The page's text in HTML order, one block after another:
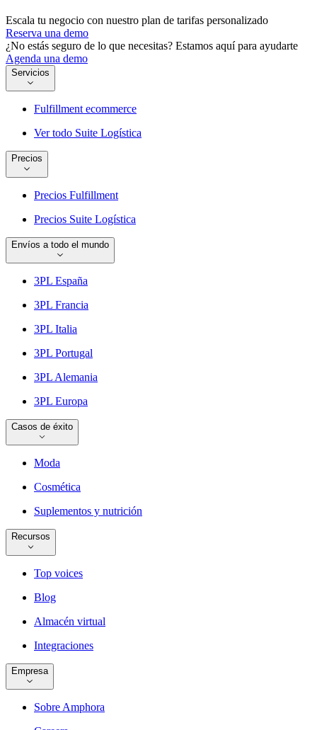
Escala tu negocio con nuestro plan de tarifas personalizado
Reserva una demo
¿No estás seguro de lo que necesitas? Estamos aquí para ayudarte
Agenda una demo
Servicios
Fulfillment ecommerce
Ver todo Suite Logística
Precios
Precios Fulfillment
Precios Suite Logística
Envíos a todo el mundo
3PL España
3PL Francia
3PL Italia
3PL Portugal
3PL Alemania
3PL Europa
Casos de éxito
Moda
Cosmética
Suplementos y nutrición
Recursos
Top voices
Blog
Almacén virtual
Integraciones
Empresa
Sobre Amphora